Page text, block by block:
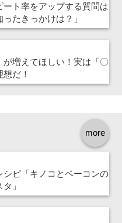
ート率をアップする質問は
ったきっかけは？」
が増えてほしい！実は「〇
だ！
more
シピ「キノコとベーコンの
」